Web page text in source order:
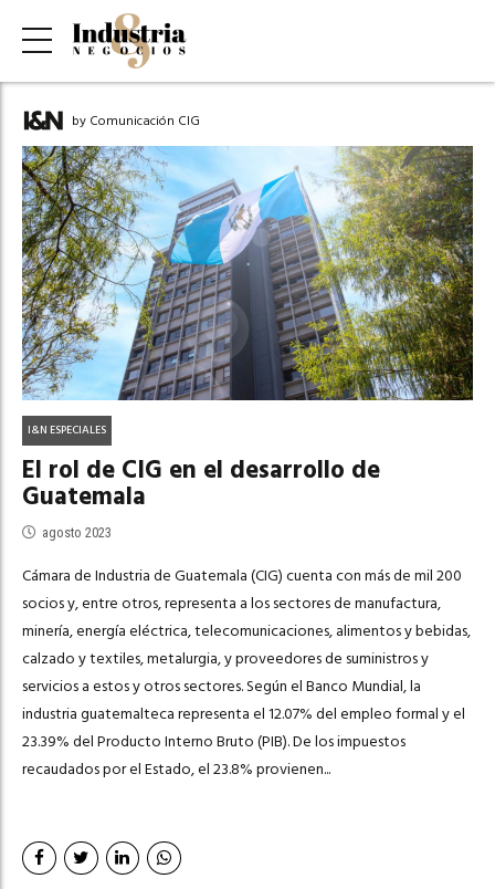
by Comunicación CIG
I&N ESPECIALES
El rol de CIG en el desarrollo de
Guatemala
agosto 2023
Cámara de Industria de Guatemala (CIG) cuenta con más de mil 200
socios y, entre otros, representa a los sectores de manufactura,
minería, energía eléctrica, telecomunicaciones, alimentos y bebidas,
calzado y textiles, metalurgia, y proveedores de suministros y
servicios a estos y otros sectores. Según el Banco Mundial, la
industria guatemalteca representa el 12.07% del empleo formal y el
23.39% del Producto Interno Bruto (PIB). De los impuestos
recaudados por el Estado, el 23.8% provienen...